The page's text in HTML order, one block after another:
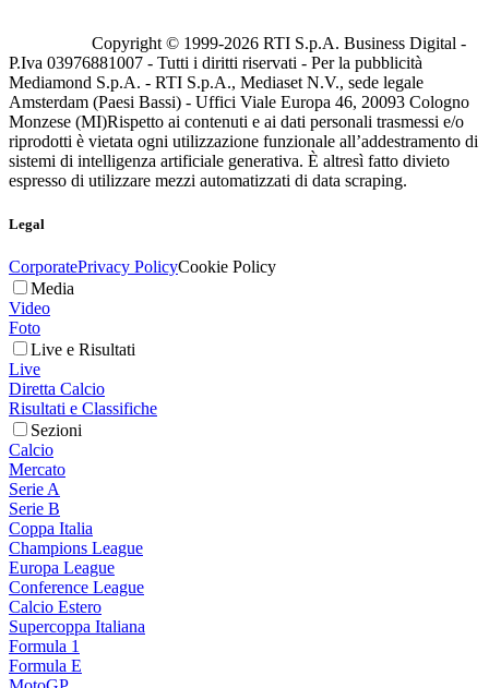
Copyright © 1999-2026 RTI S.p.A. Business Digital -
P.Iva 03976881007 - Tutti i diritti riservati - Per la pubblicità
Mediamond S.p.A. - RTI S.p.A., Mediaset N.V., sede legale
Amsterdam (Paesi Bassi) - Uffici Viale Europa 46, 20093 Cologno
Monzese (MI)Rispetto ai contenuti e ai dati personali trasmessi e/o
riprodotti è vietata ogni utilizzazione funzionale all’addestramento di
sistemi di intelligenza artificiale generativa. È altresì fatto divieto
espresso di utilizzare mezzi automatizzati di data scraping.
Legal
CorporatePrivacy PolicyCookie Policy
Media
Video
Foto
Live e Risultati
Live
Diretta Calcio
Risultati e Classifiche
Sezioni
Calcio
Mercato
Serie A
Serie B
Coppa Italia
Champions League
Europa League
Conference League
Calcio Estero
Supercoppa Italiana
Formula 1
Formula E